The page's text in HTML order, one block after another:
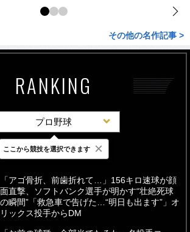
その他の名作記事 >
RANKING
プロ野球
最新 24時間 週間
「アゴ骨折、前歯折れて…」156キロ速球が顔
面直撃、ソフトバンク選手が明かす“壮絶死球
の瞬間”「救急車で告げた…“明日も出ます”」オ
リックス投手からDM
ここから競技を選択できます ×